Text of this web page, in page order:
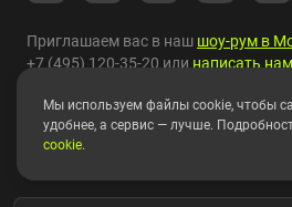
Приглашаем вас в наш шоу-рум в
+7 (495) 120-35-20илинаписать нам
Copyright © 2010-2026 HYPERPC.
Мы используем файлы cookie, чтобы
удобнее, а сервис — лучше.
cookie.